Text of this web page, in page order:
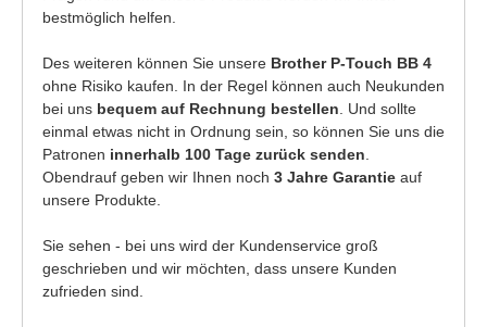
bestmöglich helfen.
Des weiteren können Sie unsere Brother P-Touch BB 4
ohne Risiko kaufen. In der Regel können auch Neukunden
bei uns bequem auf Rechnung bestellen . Und sollte
einmal etwas nicht in Ordnung sein, so können Sie uns die
Patronen innerhalb 100 Tage zurück senden
Obendrauf geben wir Ihnen noch 3 Jahre Garantie auf
unsere Produkte.
Sie sehen - bei uns wird der Kundenservice groß
geschrieben und wir möchten, dass unsere Kunden
zufrieden sind.